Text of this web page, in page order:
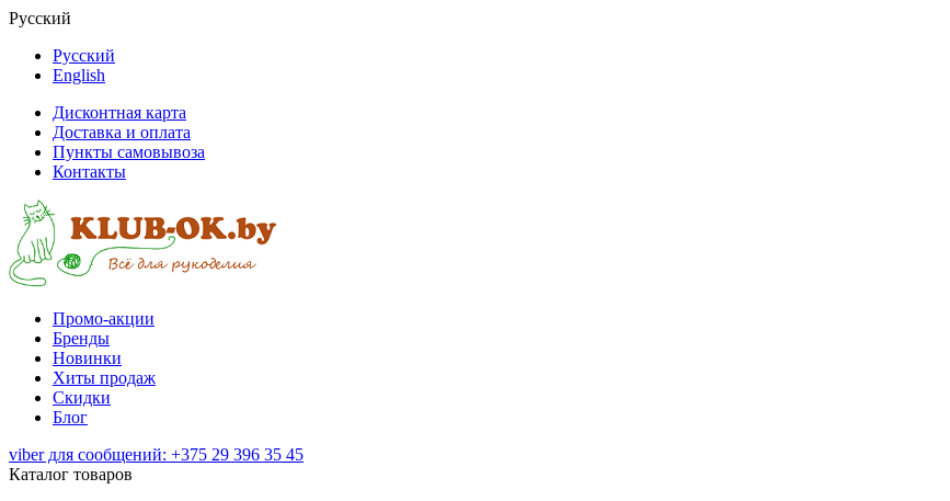
Русский
Русский
English
Дисконтная карта
Доставка и оплата
Пункты самовывоза
Контакты
Промо-акции
Бренды
Новинки
Хиты продаж
Скидки
Блог
viber для сообщений: +375 29 396 35 45
Каталог товаров